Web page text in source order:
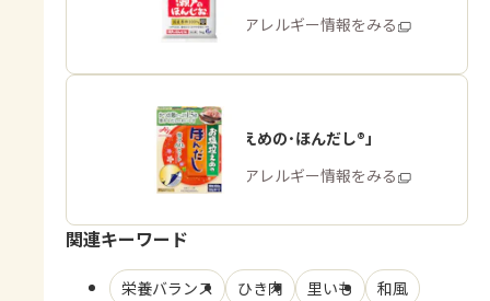
商品・アレルギー情報をみる
「お塩控えめの･ほんだし®」
商品・アレルギー情報をみる
関連キーワード
栄養バランス ひき肉 里いも
和風